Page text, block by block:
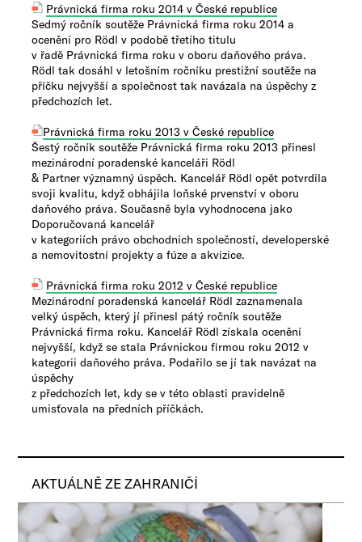
Právnická firma roku 2014 v České republice
Sedmý ročník soutěže Právnická firma roku 2014 a
ocenění pro Rödl v podobě třetího titulu
v řadě Právnická firma roku v oboru daňového práva.
Rödl tak dosáhl v letošním ročníku prestižní soutěže na
příčku nejvyšší a společnost tak navázala na úspěchy z
předchozích let.
Právnická firma roku 2013 v České republice
Šestý ročník soutěže Právnická firma roku 2013 přinesl
mezinárodní poradenské kanceláři Rödl
& Partner významný úspěch. Kancelář Rödl opět potvrdila
svoji kvalitu, když obhájila loňské prvenství v oboru
daňového práva. Současně byla vyhodnocena jako
Doporučovaná kancelář
v kategoriích právo obchodních společností, developerské
a nemovitostní projekty a fúze a akvizice.
Právnická firma roku 2012 v České republice
Mezinárodní poradenská kancelář Rödl zaznamenala
velký úspěch, který jí přinesl pátý ročník soutěže
Právnická firma roku. Kancelář Rödl získala ocenění
nejvyšší, když se stala Právnickou firmou roku 2012 v
kategorii daňového práva. Podařilo se jí tak navázat na
úspěchy
z předchozích let, kdy se v této oblasti pravidelně
umisťovala na předních příčkách.
AKTUÁLNĚ ZE ZAHRANIČÍ